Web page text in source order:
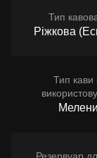
Тип
Ріжкова
Тип